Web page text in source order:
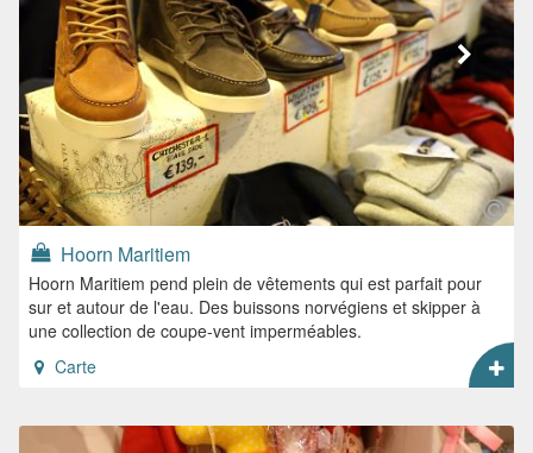
Hoorn Maritiem
Hoorn Maritiem pend plein de vêtements qui est parfait pour
sur et autour de l'eau. Des buissons norvégiens et skipper à
une collection de coupe-vent imperméables.
Carte